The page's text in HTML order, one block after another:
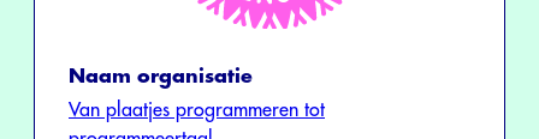
Naam organisatie
Van plaatjes programmeren tot